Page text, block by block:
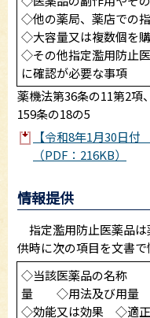
◇他の薬局、薬店での
◇大容量又は複数個を
◇その他指定濫用防止
に確認が必要な事項
薬機法第36条の11第2項
159条の18の5
【令和8年1月30日
（PDF：216KB）
情報提供
指定濫用防止医薬品は
供時に次の項目を文書で
◇当該医薬品の名称
量 ◇用法及び用量
◇効能又は効果 ◇適正